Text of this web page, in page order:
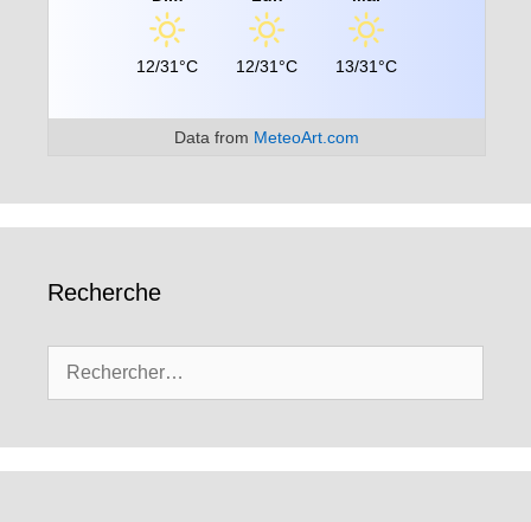
12/31°C 12/31°C 13/31°C
Data from MeteoArt.com
Recherche
Rechercher :